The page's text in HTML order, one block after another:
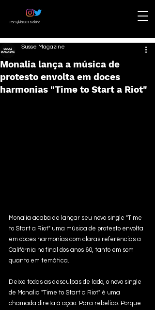
Por Sylvia Süssekind
Monalia lança a música de
protesto envolta em doces
harmonias "Time to Start a Riot"
Susse Magazine
Monalia acaba de lançar seu novo single "Time
to Start a Riot" uma música de protesto envolta
em doces harmonias com claras referências a
Califórnia no final dos anos 60, tanto em som
quanto em temática.
Deixe todas as desculpas de lado, o novo single
de Monalia "Time to Start a Riot" é uma
chamada direta à ação. Para rebelião. Porque